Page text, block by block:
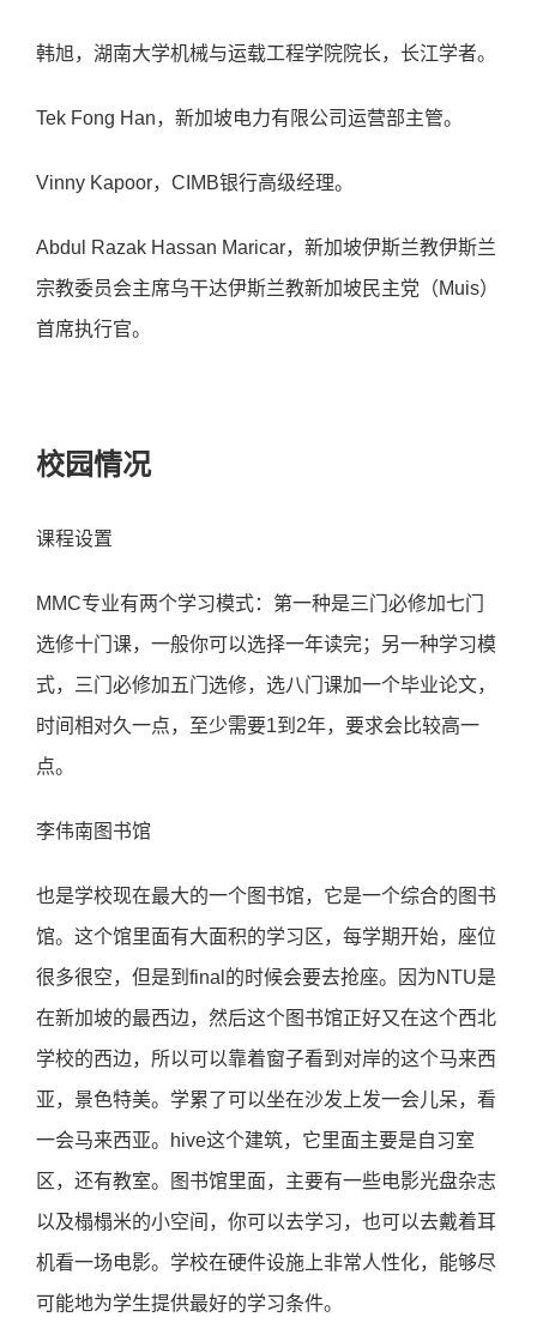
韩旭，湖南⼤学机械与运载⼯程学院院⻓，⻓江学者。
Tek Fong Han，新加坡电⼒有限公司运营部主管。
Vinny Kapoor，CIMB银⾏⾼级经理。
Abdul Razak Hassan Maricar，新加坡伊斯兰教伊斯兰
宗教委员会主席乌⼲达伊斯兰教新加坡⺠主党（Muis）
⾸席执⾏官。
校园情况
课程设置
MMC专业有两个学习模式：第一种是三门必修加七门
选修十门课，一般你可以选择一年读完；另一种学习模
式，三门必修加五门选修，选八门课加一个毕业论文，
时间相对久一点，至少需要1到2年，要求会比较高一
点。
李伟南图书馆
也是学校现在最大的一个图书馆，它是一个综合的图书
馆。这个馆里面有大面积的学习区，每学期开始，座位
很多很空，但是到final的时候会要去抢座。因为NTU是
在新加坡的最西边，然后这个图书馆正好又在这个西北
学校的西边，所以可以靠着窗子看到对岸的这个马来西
亚，景色特美。学累了可以坐在沙发上发一会儿呆，看
一会马来西亚。hive这个建筑，它里面主要是自习室
区，还有教室。图书馆里面，主要有一些电影光盘杂志
以及榻榻米的小空间，你可以去学习，也可以去戴着耳
机看一场电影。学校在硬件设施上非常人性化，能够尽
可能地为学生提供最好的学习条件。